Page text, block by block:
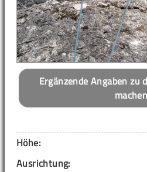
Ergänzende Angaben zu
machen
Höhe:
Ausrichtung: